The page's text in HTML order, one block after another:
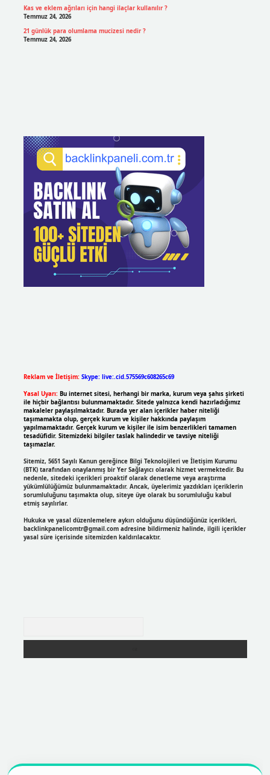
Kas ve eklem ağrıları için hangi ilaçlar kullanılır ?
Temmuz 24, 2026
21 günlük para olumlama mucizesi nedir ?
Temmuz 24, 2026
Reklam ve İletişim: Skype: live:.cid.575569c608265c69
Yasal Uyarı: Bu internet sitesi, herhangi bir marka, kurum veya şahıs şirketi
ile hiçbir bağlantısı bulunmamaktadır. Sitede yalnızca kendi hazırladığımız
makaleler paylaşılmaktadır. Burada yer alan içerikler haber niteliği
taşımamakta olup, gerçek kurum ve kişiler hakkında paylaşım
yapılmamaktadır. Gerçek kurum ve kişiler ile isim benzerlikleri tamamen
tesadüfidir. Sitemizdeki bilgiler taslak halindedir ve tavsiye niteliği
taşımazlar.
Sitemiz, 5651 Sayılı Kanun gereğince Bilgi Teknolojileri ve İletişim Kurumu
(BTK) tarafından onaylanmış bir Yer Sağlayıcı olarak hizmet vermektedir. Bu
nedenle, sitedeki içerikleri proaktif olarak denetleme veya araştırma
yükümlülüğümüz bulunmamaktadır. Ancak, üyelerimiz yazdıkları içeriklerin
sorumluluğunu taşımakta olup, siteye üye olarak bu sorumluluğu kabul
etmiş sayılırlar.
Hukuka ve yasal düzenlemelere aykırı olduğunu düşündüğünüz içerikleri,
backlinkpanelicomtr@gmail.comadresine bildirmeniz halinde, ilgili içerikler
yasal süre içerisinde sitemizden kaldırılacaktır.